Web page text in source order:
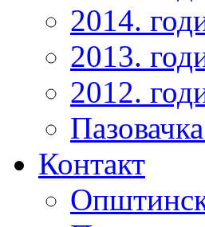
2014.
2013.
2012.
Контакт